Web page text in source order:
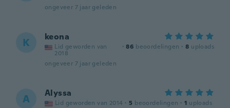
ongeveer 7 jaar geleden
K keona
Lid geworden van
2018
· 86 beoordelingen · 8 uploads
ongeveer 7 jaar geleden
A Alyssa
Lid geworden van 2014 · 5 beoordelingen · 1 uploads